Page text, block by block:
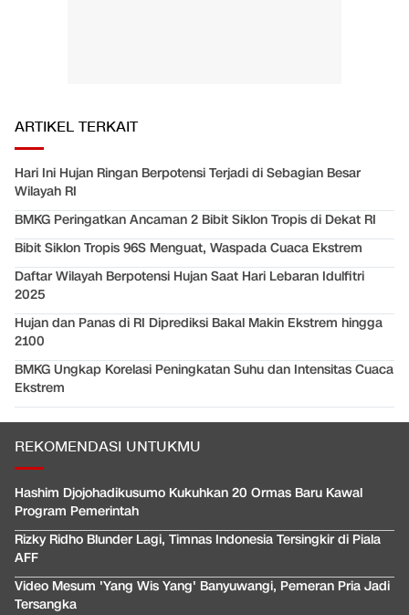
ARTIKEL TERKAIT
Hari Ini Hujan Ringan Berpotensi Terjadi di Sebagian Besar
Wilayah RI
BMKG Peringatkan Ancaman 2 Bibit Siklon Tropis di Dekat RI
Bibit Siklon Tropis 96S Menguat, Waspada Cuaca Ekstrem
Daftar Wilayah Berpotensi Hujan Saat Hari Lebaran Idulfitri
2025
Hujan dan Panas di RI Diprediksi Bakal Makin Ekstrem hingga
2100
BMKG Ungkap Korelasi Peningkatan Suhu dan Intensitas Cuaca
Ekstrem
REKOMENDASI UNTUKMU
Hashim Djojohadikusumo Kukuhkan 20 Ormas Baru Kawal
Program Pemerintah
Rizky Ridho Blunder Lagi, Timnas Indonesia Tersingkir di Piala
AFF
Video Mesum 'Yang Wis Yang' Banyuwangi, Pemeran Pria Jadi
Tersangka